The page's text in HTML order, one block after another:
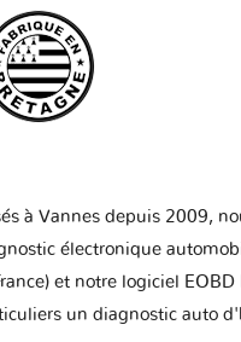
à Vannes depuis 2009,
électronique
et notre logiciel
un diagnostic auto